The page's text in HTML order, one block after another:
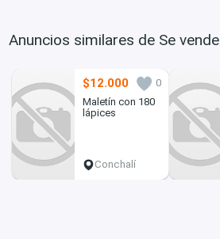
Anuncios similares de Se vende
$12.000
0
Maletín con 180
lápices
Conchalí